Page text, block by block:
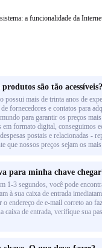
a funcionalidade da
são tão acessíveis?
possui mais de trinta anos de
fornecedores e contatos para
para garantir os preços
em formato digital, conseguimos
postais e relacionadas -
que nossos preços sejam os
para minha chave
1-3 segundos, você pode
à sua caixa de entrada
endereço de e-mail correto ao
caixa de entrada, verifique sua